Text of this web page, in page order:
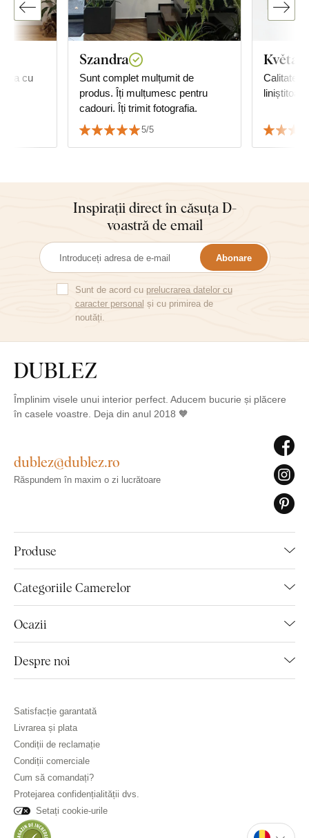
cu
Szandra
Sunt complet mulțumit de
produs. Îți mulțumesc pentru
cadouri. Îți trimit fotografia.
5/5
Květa
Calitate
liniștitoare
Inspirații direct în căsuța D-
voastră de email
Abonare
Sunt de acord cu prelucrarea datelor cu
caracter personal și cu primirea de
noutăți.
Împlinim visele unui interior perfect. Aducem bucurie și plăcere
în casele voastre. Deja din anul 2018 🧡
Produse
Categoriile Camerelor
Ocazii
Despre noi
dublez@dublez.ro
Răspundem în maxim o zi lucrătoare
Satisfacție garantată
Livrarea și plata
Condiții de reclamație
Condiții comerciale
Cum să comandați?
Protejarea confidențialității dvs.
Setați cookie-urile